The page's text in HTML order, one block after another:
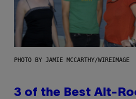
PHOTO BY JAMIE MCCARTHY/WIREIMAGE
3 of the Best Alt-